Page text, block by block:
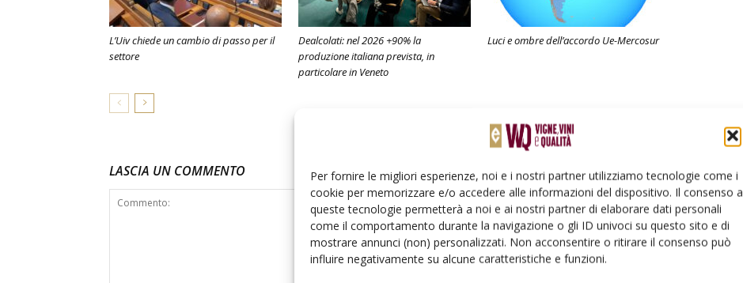
Per fornire le migliori esperienze, noi e i nostri partner utilizziamo tecnologie come i
cookie per memorizzare e/o accedere alle informazioni del dispositivo. Il consenso a
queste tecnologie permetterà a noi e ai nostri partner di elaborare dati personali
come il comportamento durante la navigazione o gli ID univoci su questo sito e di
mostrare annunci (non) personalizzati. Non acconsentire o ritirare il consenso può
influire negativamente su alcune caratteristiche e funzioni.
L’Uiv chiede un cambio di passo per il
settore
Dealcolati: nel 2026 +90% la
produzione italiana prevista, in
particolare in Veneto
Luci e ombre dell’accordo Ue-Mercosur
LASCIA UN COMMENTO